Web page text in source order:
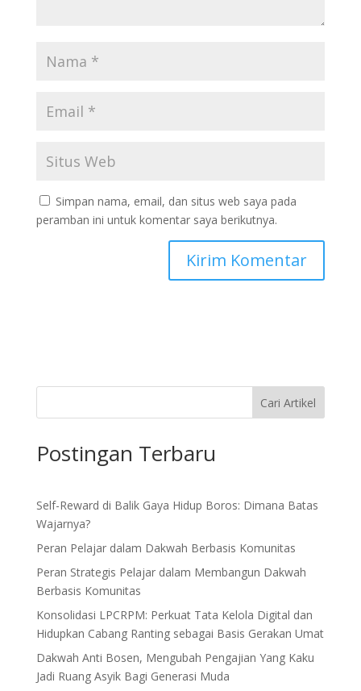
Simpan nama, email, dan situs web saya pada
peramban ini untuk komentar saya berikutnya.
Cari Artikel
Postingan Terbaru
Self-Reward di Balik Gaya Hidup Boros: Dimana Batas
Wajarnya?
Peran Pelajar dalam Dakwah Berbasis Komunitas
Peran Strategis Pelajar dalam Membangun Dakwah
Berbasis Komunitas
Konsolidasi LPCRPM: Perkuat Tata Kelola Digital dan
Hidupkan Cabang Ranting sebagai Basis Gerakan Umat
Dakwah Anti Bosen, Mengubah Pengajian Yang Kaku
Jadi Ruang Asyik Bagi Generasi Muda